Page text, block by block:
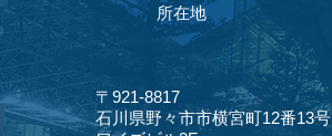
​所在地
〒921-8817
​石川県野々市市横宮町12番13号